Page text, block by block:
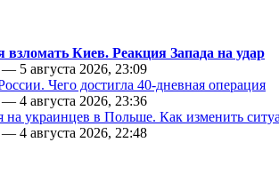
Киев. Реакция Запада на удар
— 5 августа 2026, 23:09
Чего достигла 40-дневная операция
— 4 августа 2026, 23:36
на украинцев в Польше. Как изменить
— 4 августа 2026, 22:48